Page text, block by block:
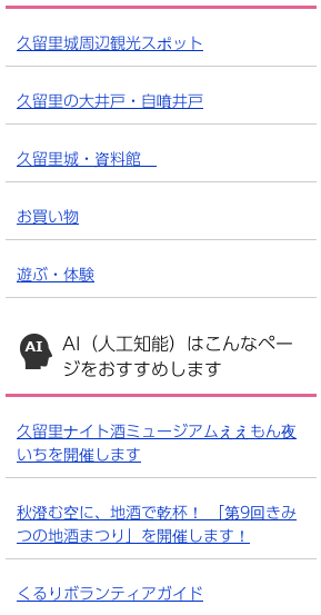
久留里城周辺観光スポット
久留里の大井戸・自噴井戸
久留里城・資料館
お買い物
遊ぶ・体験
AI（人工知能）はこんなペー
ジをおすすめします
久留里ナイト酒ミュージアムええもん夜
いちを開催します
秋澄む空に、地酒で乾杯！ 「第9回きみ
つの地酒まつり」を開催します！
くるりボランティアガイド